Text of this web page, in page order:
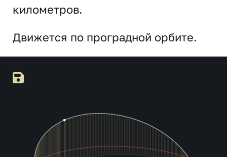
километров.
Движется по проградной орбите.